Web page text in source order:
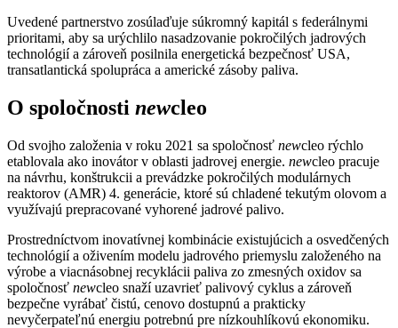
Uvedené partnerstvo zosúlaďuje súkromný kapitál s federálnymi
prioritami, aby sa urýchlilo nasadzovanie pokročilých jadrových
technológií a zároveň posilnila energetická bezpečnosť USA,
transatlantická spolupráca a americké zásoby paliva.
O spoločnosti newcleo
Od svojho založenia v roku 2021 sa spoločnosť newcleo rýchlo
etablovala ako inovátor v oblasti jadrovej energie. newcleo pracuje
na návrhu, konštrukcii a prevádzke pokročilých modulárnych
reaktorov (AMR) 4. generácie, ktoré sú chladené tekutým olovom a
využívajú prepracované vyhorené jadrové palivo.
Prostredníctvom inovatívnej kombinácie existujúcich a osvedčených
technológií a oživením modelu jadrového priemyslu založeného na
výrobe a viacnásobnej recyklácii paliva zo zmesných oxidov sa
spoločnosť newcleo snaží uzavrieť palivový cyklus a zároveň
bezpečne vyrábať čistú, cenovo dostupnú a prakticky
nevyčerpateľnú energiu potrebnú pre nízkouhlíkovú ekonomiku.